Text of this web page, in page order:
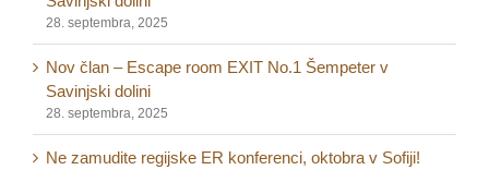
28. septembra, 2025
Nov član – Escape room EXIT No.1 Šempeter v
Savinjski dolini
28. septembra, 2025
Ne zamudite regijske ER konferenci, oktobra v Sofiji!